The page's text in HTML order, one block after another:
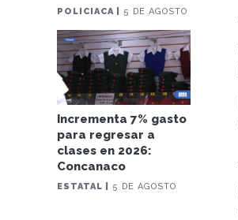
POLICIACA | 5 DE AGOSTO
Incrementa 7% gasto
para regresar a
clases en 2026:
Concanaco
ESTATAL | 5 DE AGOSTO